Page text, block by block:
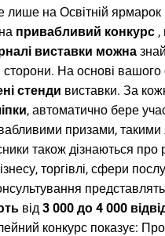
лише на Освітній ярмарок
привабливий конкурс ,
виставки можна
На основі вашого
стенди виставки. За
, автоматично бере
призами, такими
також дізнаються про
торгівлі, сфери
від 3 000 до 4 000
конкурс показує: